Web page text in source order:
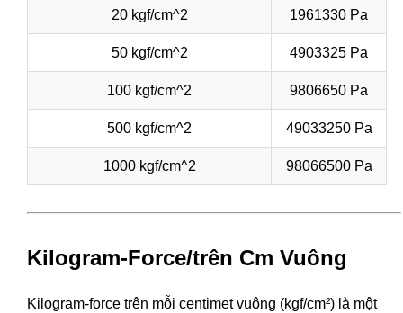
20 kgf/cm^2 1961330 Pa
50 kgf/cm^2 4903325 Pa
100 kgf/cm^2 9806650 Pa
500 kgf/cm^2 49033250 Pa
1000 kgf/cm^2 98066500 Pa
Kilogram-Force/trên Cm Vuông
Kilogram-force trên mỗi centimet vuông (kgf/cm²) là một